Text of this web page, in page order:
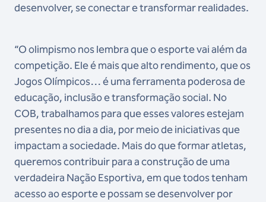
desenvolver, se conectar e transformar realidades.
“O olimpismo nos lembra que o esporte vai além da
competição. Ele é mais que alto rendimento, que os
Jogos Olímpicos… é uma ferramenta poderosa de
educação, inclusão e transformação social. No
COB, trabalhamos para que esses valores estejam
presentes no dia a dia, por meio de iniciativas que
impactam a sociedade. Mais do que formar atletas,
queremos contribuir para a construção de uma
verdadeira Nação Esportiva, em que todos tenham
acesso ao esporte e possam se desenvolver por